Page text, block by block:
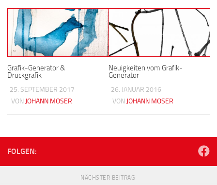
Grafik-Generator &
Druckgrafik
25. SEPTEMBER 2017
VON JOHANN MOSER
Neuigkeiten vom Grafik-
Generator
26. JANUAR 2016
VON JOHANN MOSER
FOLGEN:
NÄCHSTER BEITRAG